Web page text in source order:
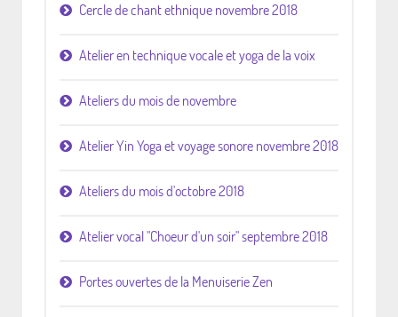
Cercle de chant ethnique novembre 2018
Atelier en technique vocale et yoga de la voix
Ateliers du mois de novembre
Atelier Yin Yoga et voyage sonore novembre 2018
Ateliers du mois d'octobre 2018
Atelier vocal "Choeur d'un soir" septembre 2018
Portes ouvertes de la Menuiserie Zen